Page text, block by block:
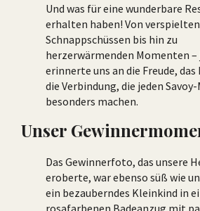
Und was für eine wunderbare
erhalten haben! Von verspielten
Schnappschüssen bis hin zu
herzerwärmenden Momenten
erinnerte uns an die Freude, das
die Verbindung, die jeden
besonders machen.
Unser
Das Gewinnerfoto, das unsere
eroberte, war ebenso süß wie
ein bezauberndes Kleinkind in